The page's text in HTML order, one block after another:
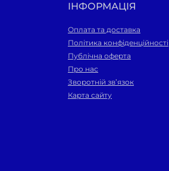
ІНФОРМАЦІЯ
Оплата та доставка
Політика конфіденційності
Публічна оферта
Про нас
Зворотній зв’язок
Карта сайту